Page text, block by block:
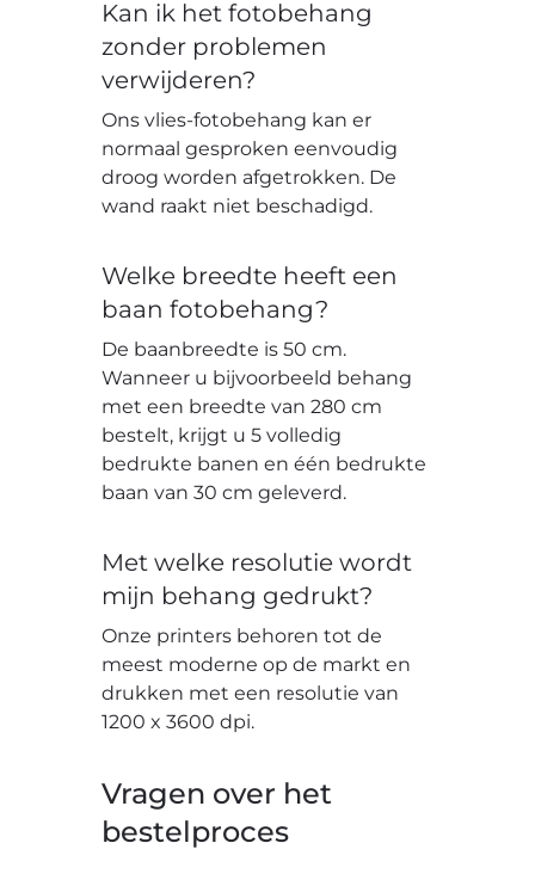
Kan ik het fotobehang
zonder problemen
verwijderen?
Ons vlies-fotobehang kan er
normaal gesproken eenvoudig
droog worden afgetrokken. De
wand raakt niet beschadigd.
Welke breedte heeft een
baan fotobehang?
De baanbreedte is 50 cm.
Wanneer u bijvoorbeeld behang
met een breedte van 280 cm
bestelt, krijgt u 5 volledig
bedrukte banen en één bedrukte
baan van 30 cm geleverd.
Met welke resolutie wordt
mijn behang gedrukt?
Onze printers behoren tot de
meest moderne op de markt en
drukken met een resolutie van
1200 x 3600 dpi.
Vragen over het
bestelproces